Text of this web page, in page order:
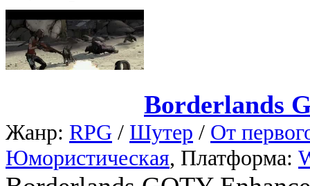
Borderlands
Жанр: RPG / Шутер / От
Юмористическая, Платформа: